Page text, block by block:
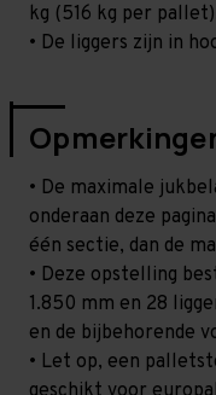
kg (516 kg per
• De liggers zijn in
• De maximale
onderaan deze
één sectie, dan de
• Deze opstelling
1.850 mm en 28
en de bijbehorende
• Let op, een